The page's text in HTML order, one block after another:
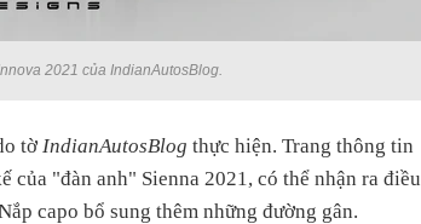
2021 của IndianAutosBlog.
tờ IndianAutosBlog thực hiện. Trang thông tin
"đàn anh" Sienna 2021, có thể nhận ra điều
capo bổ sung thêm những đường gân.